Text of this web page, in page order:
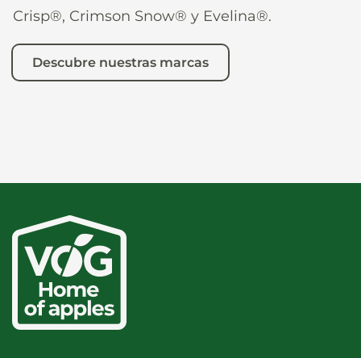
Crisp®, Crimson Snow® y Evelina®.
Descubre nuestras marcas